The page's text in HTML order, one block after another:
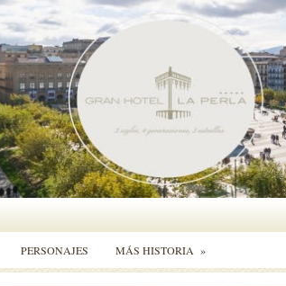
PERSONAJES MÁS HISTORIA »